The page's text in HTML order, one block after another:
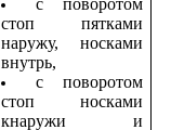
с поворотом
стоп пятками
наружу, носками
внутрь,
с поворотом
стоп носками
кнаружи и